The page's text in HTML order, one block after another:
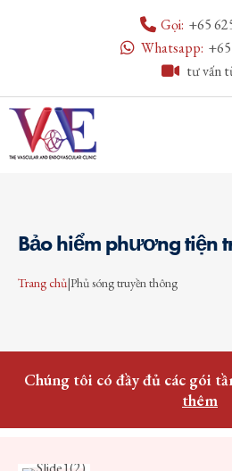
Gọi: +65
Whatsapp:
tư vấn
Bảo hiểm phương tiện
Trang chủ|Phủ sóng truyền thông
Chúng tôi có đầy đủ các gói
thêm